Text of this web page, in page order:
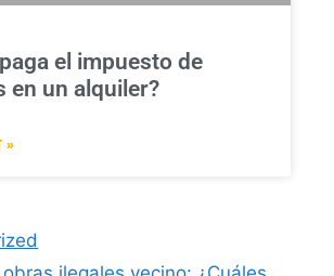
el impuesto de
en un alquiler?
»